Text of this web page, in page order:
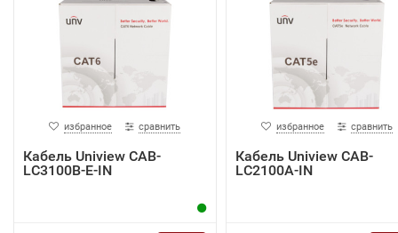
избранное сравнить
Кабель Uniview CAB-
LC3100B-E-IN
избранное сравнить
Кабель Uniview CAB-
LC2100A-IN